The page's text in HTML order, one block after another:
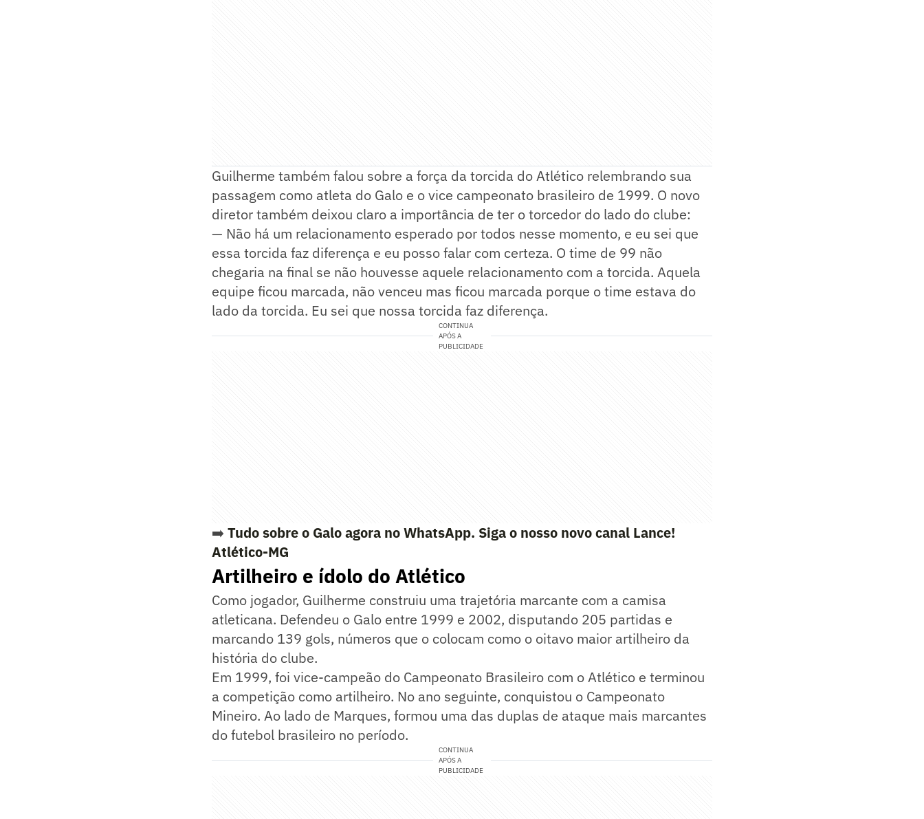
Guilherme também falou sobre a força da torcida do Atlético relembrando sua
passagem como atleta do Galo e o vice campeonato brasileiro de 1999. O novo
diretor também deixou claro a importância de ter o torcedor do lado do clube:
— Não há um relacionamento esperado por todos nesse momento, e eu sei que
essa torcida faz diferença e eu posso falar com certeza. O time de 99 não
chegaria na final se não houvesse aquele relacionamento com a torcida. Aquela
equipe ficou marcada, não venceu mas ficou marcada porque o time estava do
lado da torcida. Eu sei que nossa torcida faz diferença.
CONTINUA
APÓS A
PUBLICIDADE
➡️ Tudo sobre o Galo agora no WhatsApp. Siga o nosso novo canal Lance!
Atlético-MG
Artilheiro e ídolo do Atlético
Como jogador, Guilherme construiu uma trajetória marcante com a camisa
atleticana. Defendeu o Galo entre 1999 e 2002, disputando 205 partidas e
marcando 139 gols, números que o colocam como o oitavo maior artilheiro da
história do clube.
Em 1999, foi vice-campeão do Campeonato Brasileiro com o Atlético e terminou
a competição como artilheiro. No ano seguinte, conquistou o Campeonato
Mineiro. Ao lado de Marques, formou uma das duplas de ataque mais marcantes
do futebol brasileiro no período.
CONTINUA
APÓS A
PUBLICIDADE